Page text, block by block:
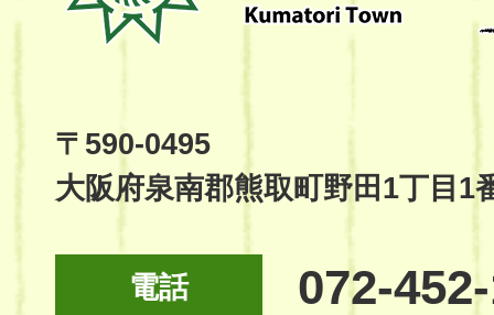
Kumatori
Site
〒590-0495
大阪府泉南郡熊取町野田1丁目1
電話 072-